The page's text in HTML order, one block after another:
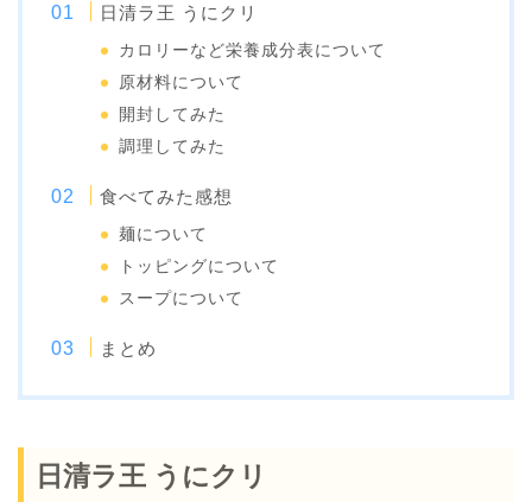
日清ラ王 うにクリ
カロリーなど栄養成分表について
原材料について
開封してみた
調理してみた
食べてみた感想
麺について
トッピングについて
スープについて
まとめ
日清ラ王 うにクリ